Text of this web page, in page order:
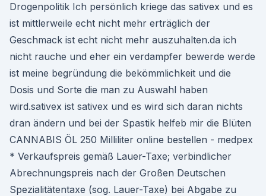
Drogenpolitik Ich persönlich kriege das sativex und es
ist mittlerweile echt nicht mehr erträglich der
Geschmack ist echt nicht mehr auszuhalten.da ich
nicht rauche und eher ein verdampfer bewerde werde
ist meine begründung die bekömmlichkeit und die
Dosis und Sorte die man zu Auswahl haben
wird.sativex ist sativex und es wird sich daran nichts
dran ändern und bei der Spastik helfeb mir die Blüten
CANNABIS ÖL 250 Milliliter online bestellen - medpex
* Verkaufspreis gemäß Lauer-Taxe; verbindlicher
Abrechnungspreis nach der Großen Deutschen
Spezialitätentaxe (sog. Lauer-Taxe) bei Abgabe zu